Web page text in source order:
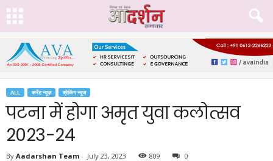
ALL करेंट न्यूज़ ब्रेकिंग न्यूज
पटना में होगा अमृत युवा कलोत्सव
2023-24
By Aadarshan Team - July 23, 2023 809 0